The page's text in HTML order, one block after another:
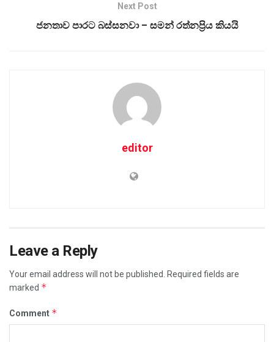
Next Post
ජනතාව පාරට බස්සනවා – සමන් රත්නප්‍රිය කියයි
editor
Leave a Reply
Your email address will not be published.
Required fields are
marked *
Comment *